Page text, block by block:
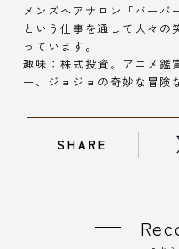
メンズヘアサロン「バーバ
という仕事を通して人々の
っています。
趣味：株式投資。アニメ鑑
ー、ジョジョの奇妙な冒険
SHARE